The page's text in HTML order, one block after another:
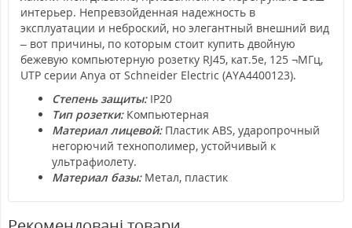
интерьер. Непревзойденная надежность в
эксплуатации и неброский, но элегантный внешний вид
– вот причины, по которым стоит купить двойную
бежевую компьютерную розетку RJ45, кат.5e, 125 ¬МГц,
UTP серии Anya от Schneider Electric (AYA4400123).
Степень защиты:IP20
Тип розетки:Компьютерная
Материал лицевой:Пластик ABS, ударопрочный
негорючий технополимер, устойчивый к
ультрафиолету.
Материал базы:Метал, пластик